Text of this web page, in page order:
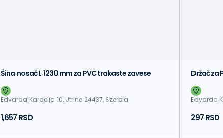
Šina‑nosač L‑1230 mm za PVC trakaste zavese
Edvarda Kardelja 10, Utrine 24437, Szerbia
1,657 RSD
Držač za
Edvarda
297 RSD